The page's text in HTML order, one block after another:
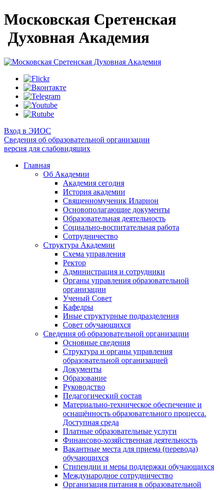
Московская Сретенская
Духовная Академия
Вход в ЭИОС
Сведения об образовательной организации
версия для слабовидящих
Главная
Об Академии
Академия сегодня
История академии
Священномученик Иларион
Основополагающие документы
Образовательная деятельность
Социально-воспитательная работа
Сотрудничество
Структура Академии
Схема управления
Ректор
Администрация и сотрудники
Органы управления образовательной
организации
Ученый Совет
Кафедры
Иные структурные подразделения
Совет обучающихся
Сведения об образовательной организации
Основные сведения
Структура и органы управления
образовательной организацией
Документы
Образование
Руководство
Педагогический состав
Материально-техническое обеспечение и
оснащённость образовательного процесса.
Доступная среда
Платные образовательные услуги
Финансово-хозяйственная деятельность
Вакантные места для приема (перевода)
обучающихся
Стипендии и меры поддержки обучающихся
Международное сотрудничество
Организация питания в образовательной